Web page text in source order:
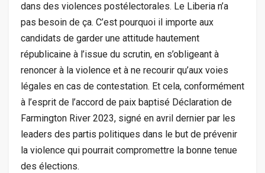
dans des violences postélectorales. Le Liberia n’a
pas besoin de ça. C’est pourquoi il importe aux
candidats de garder une attitude hautement
républicaine à l’issue du scrutin, en s’obligeant à
renoncer à la violence et à ne recourir qu’aux voies
légales en cas de contestation. Et cela, conformément
à l’esprit de l’accord de paix baptisé Déclaration de
Farmington River 2023, signé en avril dernier par les
leaders des partis politiques dans le but de prévenir
la violence qui pourrait compromettre la bonne tenue
des élections.